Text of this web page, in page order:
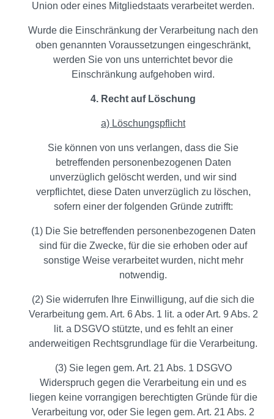
Union oder eines Mitgliedstaats verarbeitet werden.
Wurde die Einschränkung der Verarbeitung nach den
oben genannten Voraussetzungen eingeschränkt,
werden Sie von uns unterrichtet bevor die
Einschränkung aufgehoben wird.
4. Recht auf Löschung
a) Löschungspflicht
Sie können von uns verlangen, dass die Sie
betreffenden personenbezogenen Daten
unverzüglich gelöscht werden, und wir sind
verpflichtet, diese Daten unverzüglich zu löschen,
sofern einer der folgenden Gründe zutrifft:
(1) Die Sie betreffenden personenbezogenen Daten
sind für die Zwecke, für die sie erhoben oder auf
sonstige Weise verarbeitet wurden, nicht mehr
notwendig.
(2) Sie widerrufen Ihre Einwilligung, auf die sich die
Verarbeitung gem. Art. 6 Abs. 1 lit. a oder Art. 9 Abs. 2
lit. a DSGVO stützte, und es fehlt an einer
anderweitigen Rechtsgrundlage für die Verarbeitung.
(3) Sie legen gem. Art. 21 Abs. 1 DSGVO
Widerspruch gegen die Verarbeitung ein und es
liegen keine vorrangigen berechtigten Gründe für die
Verarbeitung vor, oder Sie legen gem. Art. 21 Abs. 2